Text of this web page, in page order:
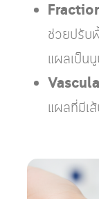
ช่วยปรับ
แผลเป็น
แผลที่มีเ